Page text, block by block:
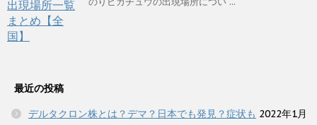
最近の投稿
デルタクロン株とは？デマ？日本でも発見？症状も 2022年1月